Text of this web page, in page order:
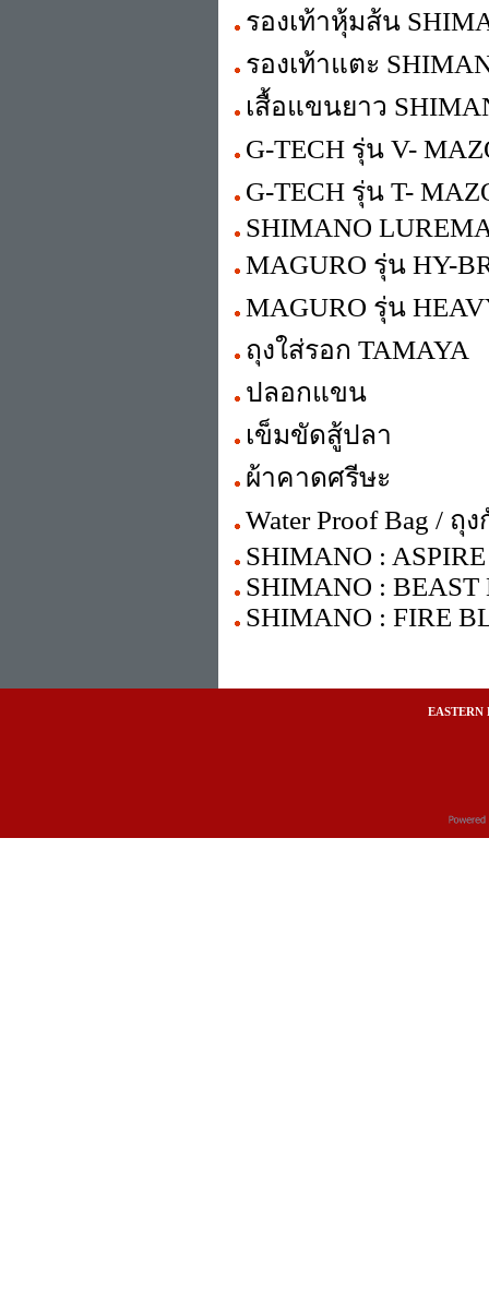
รองเท้าหุ้มส้น
รองเท้าแตะ
เสื้อแขนยาว
G-TECH รุ่น V-
G-TECH รุ่น T-
SHIMANO
MAGURO รุ่น HY-
MAGURO รุ่น
ถุงใส่รอก TAMAYA
ปลอกแขน
เข็มขัดสู้ปลา
ผ้าคาดศรีษะ
Water Proof Bag / ถุ
SHIMANO : ASPIRE
SHIMANO : BEAST
SHIMANO : FIRE
EASTERN